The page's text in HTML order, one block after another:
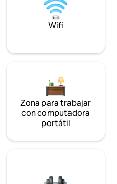
Wifi
Zona para trabajar
con computadora
portátil